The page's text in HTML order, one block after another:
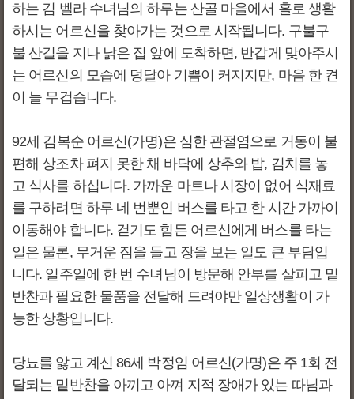
하는 김 벨라 수녀님의 하루는 산골 마을에서 홀로 생활
하시는 어르신을 찾아가는 것으로 시작됩니다. 구불구
불 산길을 지나 낡은 집 앞에 도착하면, 반갑게 맞아주시
는 어르신의 모습에 덩달아 기쁨이 커지지만, 마음 한 켠
이 늘 무겁습니다.
92세 김복순 어르신(가명)은 심한 관절염으로 거동이 불
편해 상조차 펴지 못한 채 바닥에 상추와 밥, 김치를 놓
고 식사를 하십니다. 가까운 마트나 시장이 없어 식재료
를 구하려면 하루 네 번뿐인 버스를 타고 한 시간 가까이
이동해야 합니다. 걷기도 힘든 어르신에게 버스를 타는
일은 물론, 무거운 짐을 들고 장을 보는 일도 큰 부담입
니다. 일주일에 한 번 수녀님이 방문해 안부를 살피고 밑
반찬과 필요한 물품을 전달해 드려야만 일상생활이 가
능한 상황입니다.
당뇨를 앓고 계신 86세 박정임 어르신(가명)은 주 1회 전
달되는 밑반찬을 아끼고 아껴 지적 장애가 있는 따님과